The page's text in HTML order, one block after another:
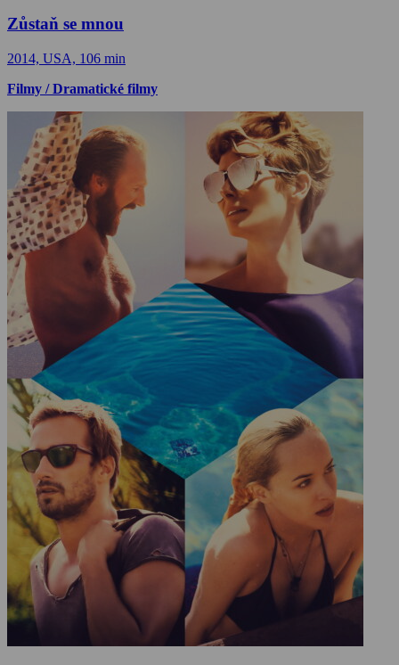
Zůstaň se mnou
2014, USA, 106 min
Filmy / Dramatické filmy